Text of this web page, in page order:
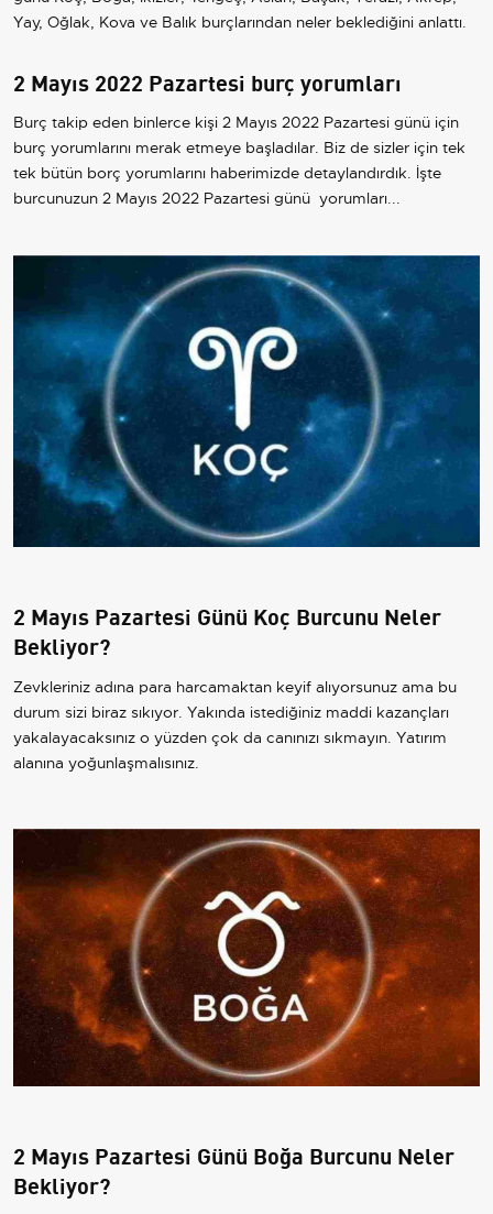
Yay, Oğlak, Kova ve Balık burçlarından neler beklediğini anlattı.
2 Mayıs 2022 Pazartesi burç yorumları
Burç takip eden binlerce kişi 2 Mayıs 2022 Pazartesi günü için
burç yorumlarını merak etmeye başladılar. Biz de sizler için tek
tek bütün borç yorumlarını haberimizde detaylandırdık. İşte
burcunuzun 2 Mayıs 2022 Pazartesi günü yorumları...
2 Mayıs Pazartesi Günü Koç Burcunu Neler
Bekliyor?
Zevkleriniz adına para harcamaktan keyif alıyorsunuz ama bu
durum sizi biraz sıkıyor. Yakında istediğiniz maddi kazançları
yakalayacaksınız o yüzden çok da canınızı sıkmayın. Yatırım
alanına yoğunlaşmalısınız.
2 Mayıs Pazartesi Günü Boğa Burcunu Neler
Bekliyor?